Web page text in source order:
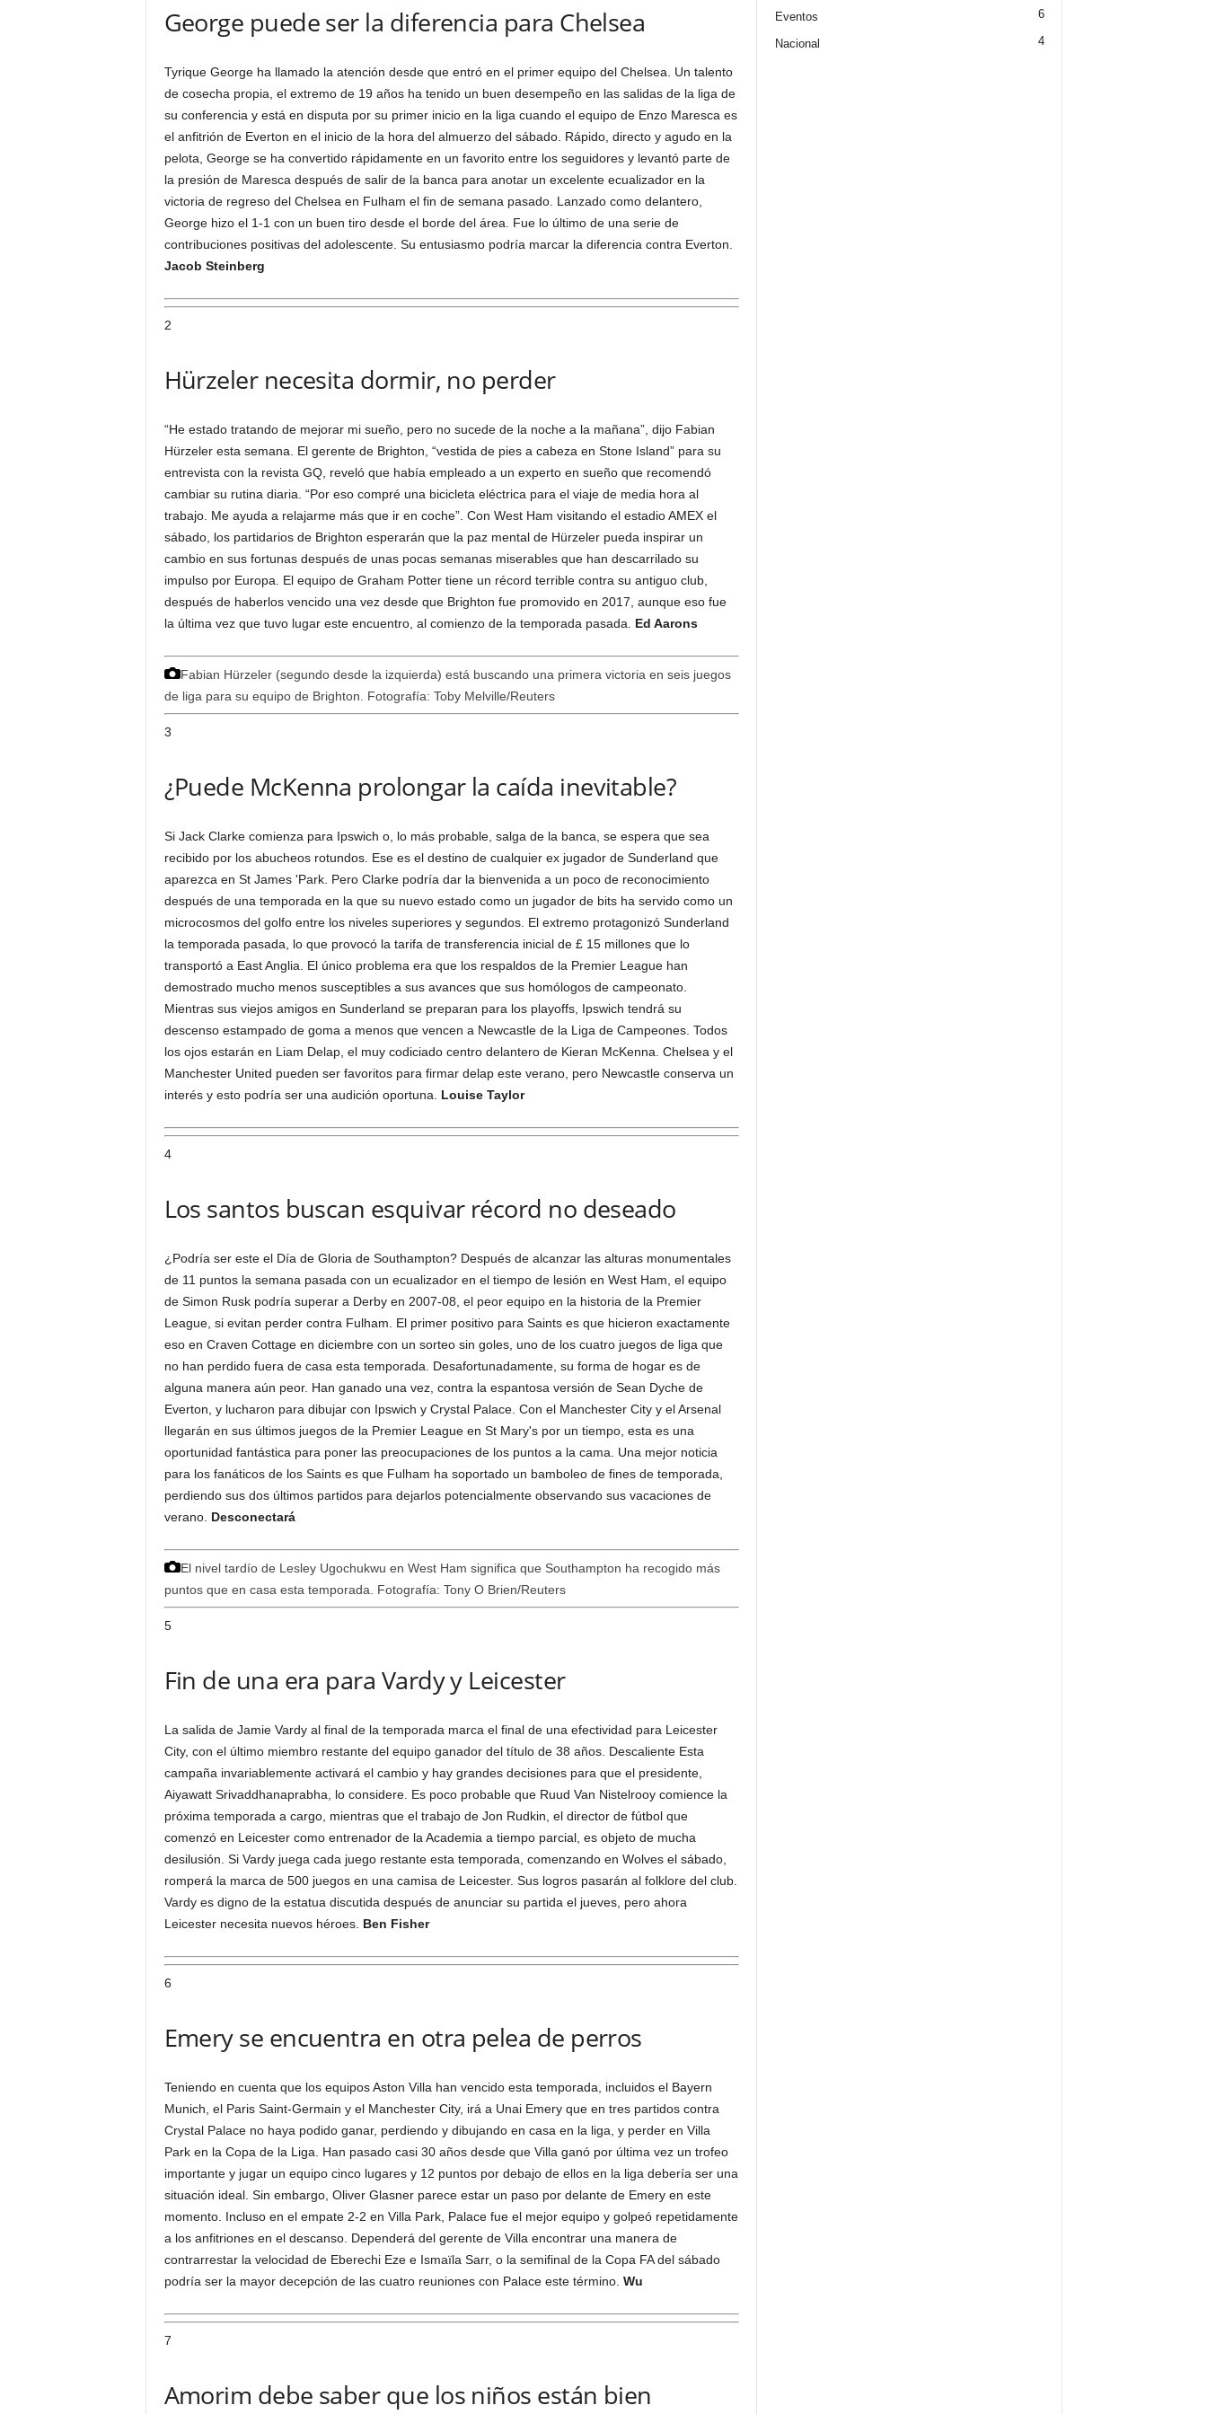
George puede ser la diferencia para Chelsea
Tyrique George ha llamado la atención desde que entró en el primer equipo del Chelsea. Un talento
de cosecha propia, el extremo de 19 años ha tenido un buen desempeño en las salidas de la liga de
su conferencia y está en disputa por su primer inicio en la liga cuando el equipo de Enzo Maresca es
el anfitrión de Everton en el inicio de la hora del almuerzo del sábado. Rápido, directo y agudo en la
pelota, George se ha convertido rápidamente en un favorito entre los seguidores y levantó parte de
la presión de Maresca después de salir de la banca para anotar un excelente ecualizador en la
victoria de regreso del Chelsea en Fulham el fin de semana pasado. Lanzado como delantero,
George hizo el 1-1 con un buen tiro desde el borde del área. Fue lo último de una serie de
contribuciones positivas del adolescente. Su entusiasmo podría marcar la diferencia contra Everton.
Jacob Steinberg
2
Hürzeler necesita dormir, no perder
“He estado tratando de mejorar mi sueño, pero no sucede de la noche a la mañana”, dijo Fabian
Hürzeler esta semana. El gerente de Brighton, “vestida de pies a cabeza en Stone Island” para su
entrevista con la revista GQ, reveló que había empleado a un experto en sueño que recomendó
cambiar su rutina diaria. “Por eso compré una bicicleta eléctrica para el viaje de media hora al
trabajo. Me ayuda a relajarme más que ir en coche”. Con West Ham visitando el estadio AMEX el
sábado, los partidarios de Brighton esperarán que la paz mental de Hürzeler pueda inspirar un
cambio en sus fortunas después de unas pocas semanas miserables que han descarrilado su
impulso por Europa. El equipo de Graham Potter tiene un récord terrible contra su antiguo club,
después de haberlos vencido una vez desde que Brighton fue promovido en 2017, aunque eso fue
la última vez que tuvo lugar este encuentro, al comienzo de la temporada pasada. Ed Aarons
Fabian Hürzeler (segundo desde la izquierda) está buscando una primera victoria en seis juegos
de liga para su equipo de Brighton.
Fotografía: Toby Melville/Reuters
3
¿Puede McKenna prolongar la caída inevitable?
Si Jack Clarke comienza para Ipswich o, lo más probable, salga de la banca, se espera que sea
recibido por los abucheos rotundos. Ese es el destino de cualquier ex jugador de Sunderland que
aparezca en St James 'Park. Pero Clarke podría dar la bienvenida a un poco de reconocimiento
después de una temporada en la que su nuevo estado como un jugador de bits ha servido como un
microcosmos del golfo entre los niveles superiores y segundos. El extremo protagonizó Sunderland
la temporada pasada, lo que provocó la tarifa de transferencia inicial de £ 15 millones que lo
transportó a East Anglia. El único problema era que los respaldos de la Premier League han
demostrado mucho menos susceptibles a sus avances que sus homólogos de campeonato.
Mientras sus viejos amigos en Sunderland se preparan para los playoffs, Ipswich tendrá su
descenso estampado de goma a menos que vencen a Newcastle de la Liga de Campeones. Todos
los ojos estarán en Liam Delap, el muy codiciado centro delantero de Kieran McKenna. Chelsea y el
Manchester United pueden ser favoritos para firmar delap este verano, pero Newcastle conserva un
interés y esto podría ser una audición oportuna. Louise Taylor
4
Los santos buscan esquivar récord no deseado
¿Podría ser este el Día de Gloria de Southampton? Después de alcanzar las alturas monumentales
de 11 puntos la semana pasada con un ecualizador en el tiempo de lesión en West Ham, el equipo
de Simon Rusk podría superar a Derby en 2007-08, el peor equipo en la historia de la Premier
League, si evitan perder contra Fulham. El primer positivo para Saints es que hicieron exactamente
eso en Craven Cottage en diciembre con un sorteo sin goles, uno de los cuatro juegos de liga que
no han perdido fuera de casa esta temporada. Desafortunadamente, su forma de hogar es de
alguna manera aún peor. Han ganado una vez, contra la espantosa versión de Sean Dyche de
Everton, y lucharon para dibujar con Ipswich y Crystal Palace. Con el Manchester City y el Arsenal
llegarán en sus últimos juegos de la Premier League en St Mary's por un tiempo, esta es una
oportunidad fantástica para poner las preocupaciones de los puntos a la cama. Una mejor noticia
para los fanáticos de los Saints es que Fulham ha soportado un bamboleo de fines de temporada,
perdiendo sus dos últimos partidos para dejarlos potencialmente observando sus vacaciones de
verano. Desconectará
El nivel tardío de Lesley Ugochukwu en West Ham significa que Southampton ha recogido más
puntos que en casa esta temporada.
Fotografía: Tony O Brien/Reuters
5
Fin de una era para Vardy y Leicester
La salida de Jamie Vardy al final de la temporada marca el final de una efectividad para Leicester
City, con el último miembro restante del equipo ganador del título de 38 años. Descaliente Esta
campaña invariablemente activará el cambio y hay grandes decisiones para que el presidente,
Aiyawatt Srivaddhanaprabha, lo considere. Es poco probable que Ruud Van Nistelrooy comience la
próxima temporada a cargo, mientras que el trabajo de Jon Rudkin, el director de fútbol que
comenzó en Leicester como entrenador de la Academia a tiempo parcial, es objeto de mucha
desilusión. Si Vardy juega cada juego restante esta temporada, comenzando en Wolves el sábado,
romperá la marca de 500 juegos en una camisa de Leicester. Sus logros pasarán al folklore del club.
Vardy es digno de la estatua discutida después de anunciar su partida el jueves, pero ahora
Leicester necesita nuevos héroes. Ben Fisher
6
Emery se encuentra en otra pelea de perros
Teniendo en cuenta que los equipos Aston Villa han vencido esta temporada, incluidos el Bayern
Munich, el Paris Saint-Germain y el Manchester City, irá a Unai Emery que en tres partidos contra
Crystal Palace no haya podido ganar, perdiendo y dibujando en casa en la liga, y perder en Villa
Park en la Copa de la Liga. Han pasado casi 30 años desde que Villa ganó por última vez un trofeo
importante y jugar un equipo cinco lugares y 12 puntos por debajo de ellos en la liga debería ser una
situación ideal. Sin embargo, Oliver Glasner parece estar un paso por delante de Emery en este
momento. Incluso en el empate 2-2 en Villa Park, Palace fue el mejor equipo y golpeó repetidamente
a los anfitriones en el descanso. Dependerá del gerente de Villa encontrar una manera de
contrarrestar la velocidad de Eberechi Eze e Ismaïla Sarr, o la semifinal de la Copa FA del sábado
podría ser la mayor decepción de las cuatro reuniones con Palace este término. Wu
7
Amorim debe saber que los niños están bien
Eventos 6
Nacional 4